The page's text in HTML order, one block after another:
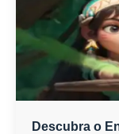
Descubra o